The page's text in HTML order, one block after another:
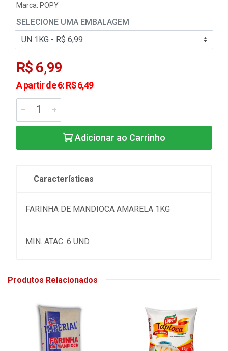
Marca: POPY
SELECIONE UMA EMBALAGEM
R$ 6,99
A partir de 6: R$ 6,49
Adicionar ao Carrinho
Características
FARINHA DE MANDIOCA AMARELA 1KG
MIN. ATAC: 6 UND
Produtos Relacionados